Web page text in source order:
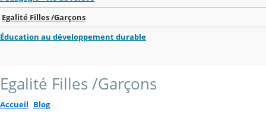
Egalité Filles /Garçons
Éducation au développement durable
Egalité Filles /Garçons
Accueil Blog